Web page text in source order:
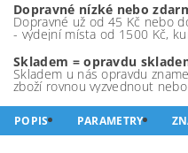
Dopravné nízké nebo
Dopravné už od 45 Kč nebo
- výdejní místa od 1500 Kč,
Skladem = opravdu
Skladem u nás opravdu
zboží rovnou vyzvednout
POPIS PARAMETRY